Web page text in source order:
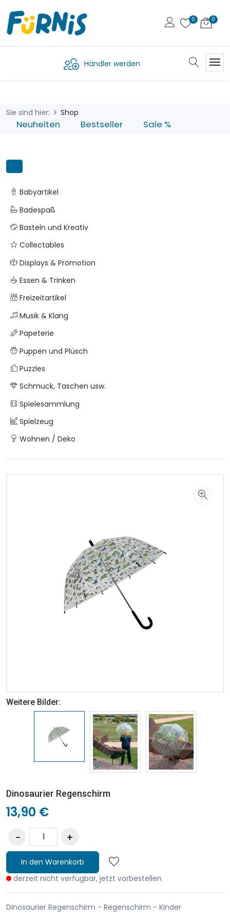
Händler werden
Sie sind hier: Shop
Neuheiten Bestseller Sale %
Babyartikel
Badespaß
Basteln und Kreativ
Collectables
Displays & Promotion
Essen & Trinken
Freizeitartikel
Musik & Klang
Papeterie
Puppen und Plüsch
Puzzles
Schmuck, Taschen usw.
Spielesammlung
Spielzeug
Wohnen / Deko
Weitere Bilder:
Dinosaurier Regenschirm
13,90 €
In den Warenkorb
derzeit nicht verfügbar, jetzt vorbestellen
Dinosaurier Regenschirm - Regenschirm - Kinder